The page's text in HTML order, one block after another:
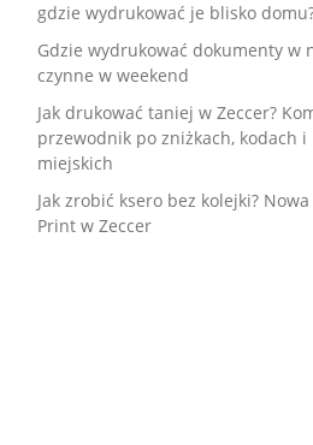
gdzie wydrukować je blisko
Gdzie wydrukować dokumenty w
czynne w weekend
Jak drukować taniej w Zeccer?
przewodnik po zniżkach, kodach
miejskich
Jak zrobić ksero bez kolejki?
Print w Zeccer